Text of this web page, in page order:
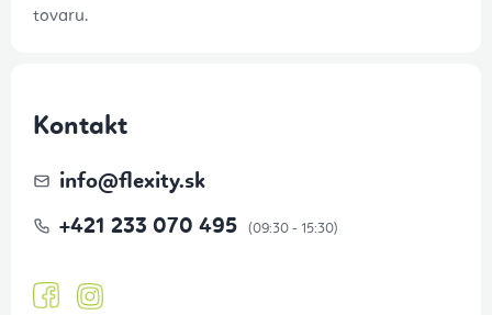
tovaru.
Kontakt
info@flexity.sk
+421 233 070 495